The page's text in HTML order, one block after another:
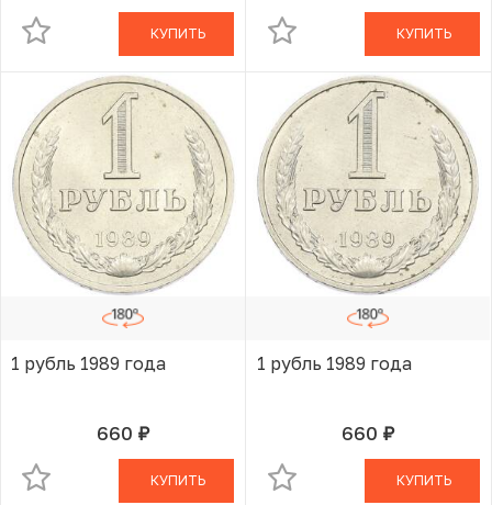
КУПИТЬ КУПИТЬ
1 рубль 1989 года
660 руб.
В КОРЗИНЕ
КУПИТЬ
1 рубль 1989 года
660 руб.
В КОРЗИНЕ
КУПИТЬ